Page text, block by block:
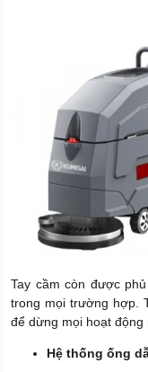
Tay cầm còn được
trong mọi trường hợp.
để dừng mọi hoạt
Hệ thống ống